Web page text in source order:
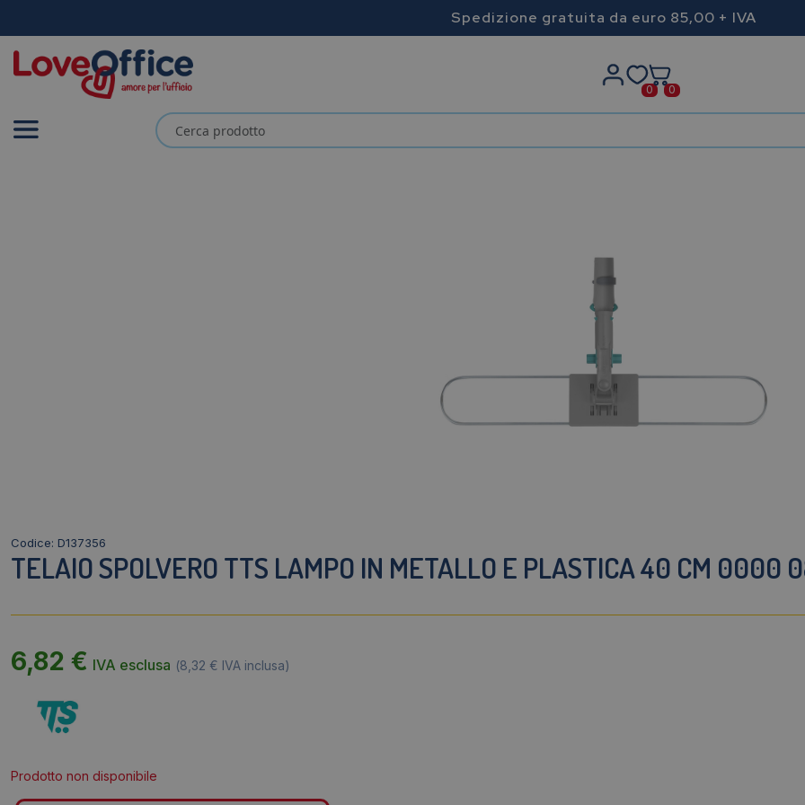
Spedizione gratuita da euro 85,00 + IVA
0 0
Codice: D137356
TELAIO SPOLVERO TTS LAMPO IN METALLO E PLASTICA 40 CM 0000
6,82 € IVA esclusa (8,32 € IVA inclusa)
Prodotto non disponibile